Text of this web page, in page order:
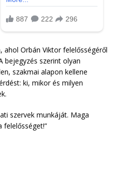
Orbán Viktor felelősségéről
bejegyzés szerint olyan
szakmai alapon kellene
ki, mikor és milyen
szervek munkáját. Maga